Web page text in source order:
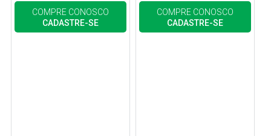
COMPRE CONOSCO
CADASTRE-SE
COMPRE CONOSCO
CADASTRE-SE